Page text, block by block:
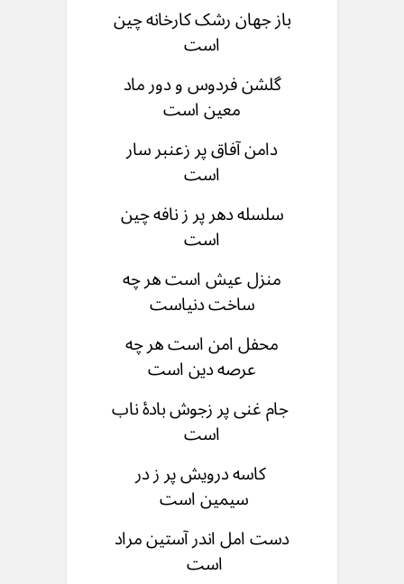
باز جهان رشک کارخانه چین
است
گلشن فردوس و دور ماد
معین است
دامن آفاق پر زعنبر سار
است
سلسله دهر پر ز نافه چین
است
منزل عیش است هر چه
ساخت دنیاست
محفل امن است هر چه
عرصه دین است
جام غنی پر زجوش بادۀ ناب
است
کاسه درویش پر ز در
سیمین است
دست امل اندر آستین مراد
است